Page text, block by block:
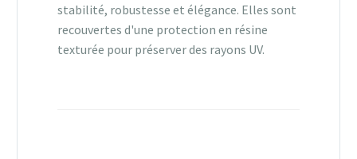
stabilité, robustesse et élégance. Elles sont
recouvertes d'une protection en résine
texturée pour préserver des rayons UV.